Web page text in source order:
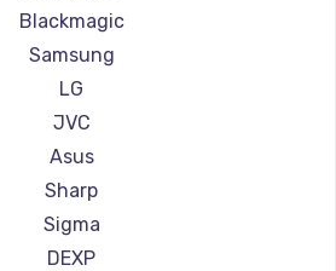
Blackmagic
Samsung
LG
JVC
Asus
Sharp
Sigma
DEXP